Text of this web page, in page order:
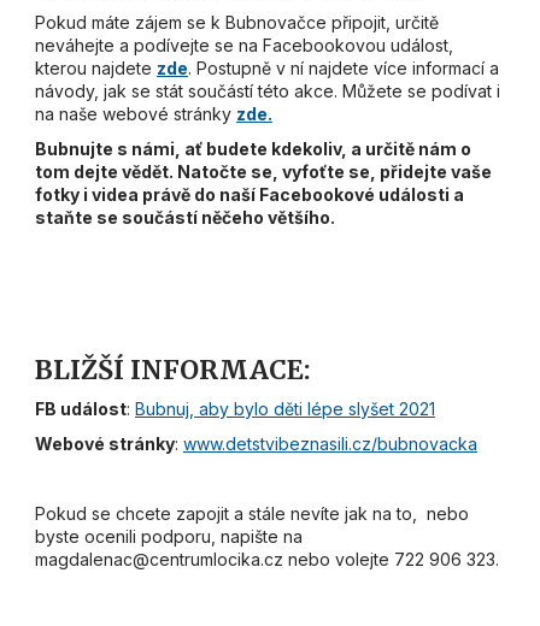
Pokud máte zájem se k Bubnovačce připojit, určitě
neváhejte a podívejte se na Facebookovou událost,
kterou najdete zde. Postupně v ní najdete více informací a
návody, jak se stát součástí této akce. Můžete se podívat i
na naše webové stránky zde.
Bubnujte s námi, ať budete kdekoliv, a určitě nám o
tom dejte vědět. Natočte se, vyfoťte se, přidejte vaše
fotky i videa právě do naší Facebookové události a
staňte se součástí něčeho většího.
BLIŽŠÍ INFORMACE:
FB událost: Bubnuj, aby bylo děti lépe slyšet 2021
Webové stránky: www.detstvibeznasili.cz/bubnovacka
Pokud se chcete zapojit a stále nevíte jak na to, nebo
byste ocenili podporu, napište na
magdalenac@centrumlocika.cz nebo volejte 722 906 323.